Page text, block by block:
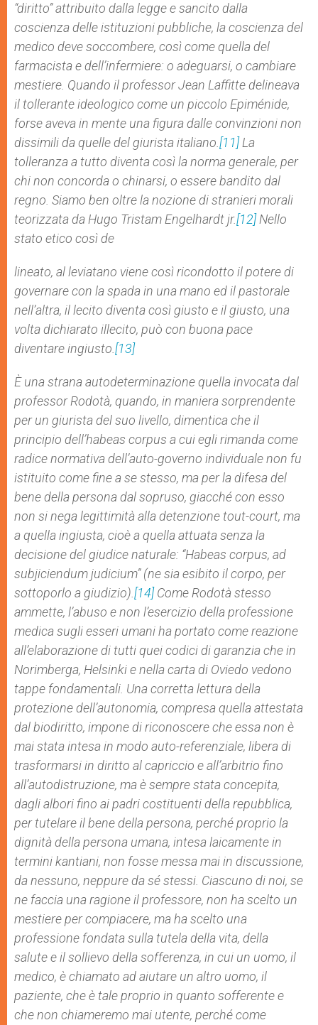
“diritto” attribuito dalla legge e sancito dalla
coscienza delle istituzioni pubbliche, la coscienza del
medico deve soccombere, così come quella del
farmacista e dell’infermiere: o adeguarsi, o cambiare
mestiere. Quando il professor Jean Laffitte delineava
il tollerante ideologico come un piccolo Epiménide,
forse aveva in mente una figura dalle convinzioni non
dissimili da quelle del giurista italiano. [11] La
tolleranza a tutto diventa così la norma generale, per
chi non concorda o chinarsi, o essere bandito dal
regno. Siamo ben oltre la nozione di stranieri morali
teorizzata da Hugo Tristam Engelhardt jr.[12] Nello
stato etico così de
lineato, al leviatano viene così ricondotto il potere di
governare con la spada in una mano ed il pastorale
nell’altra, il lecito diventa così giusto e il giusto, una
volta dichiarato illecito, può con buona pace
diventare ingiusto. [13]
È una strana autodeterminazione quella invocata dal
professor Rodotà, quando, in maniera sorprendente
per un giurista del suo livello, dimentica che il
principio dell’habeas corpus a cui egli rimanda come
radice normativa dell’auto-governo individuale non fu
istituito come fine a se stesso, ma per la difesa del
bene della persona dal sopruso, giacché con esso
non si nega legittimità alla detenzione tout-court, ma
a quella ingiusta, cioè a quella attuata senza la
decisione del giudice naturale: “Habeas corpus, ad
subjiciendum judicium” (ne sia esibito il corpo, per
sottoporlo a giudizio). [14] Come Rodotà stesso
ammette, l’abuso e non l’esercizio della professione
medica sugli esseri umani ha portato come reazione
all’elaborazione di tutti quei codici di garanzia che in
Norimberga, Helsinki e nella carta di Oviedo vedono
tappe fondamentali. Una corretta lettura della
protezione dell’autonomia, compresa quella attestata
dal biodiritto, impone di riconoscere che essa non è
mai stata intesa in modo auto-referenziale, libera di
trasformarsi in diritto al capriccio e all’arbitrio fino
all’autodistruzione, ma è sempre stata concepita,
dagli albori fino ai padri costituenti della repubblica,
per tutelare il bene della persona, perché proprio la
dignità della persona umana, intesa laicamente in
termini kantiani, non fosse messa mai in discussione,
da nessuno, neppure da sé stessi. Ciascuno di noi, se
ne faccia una ragione il professore, non ha scelto un
mestiere per compiacere, ma ha scelto una
professione fondata sulla tutela della vita, della
salute e il sollievo della sofferenza, in cui un uomo, il
medico, è chiamato ad aiutare un altro uomo, il
paziente, che è tale proprio in quanto sofferente e
che non chiameremo mai utente, perché come